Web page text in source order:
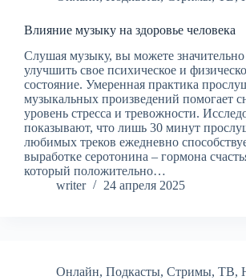
Влияние музыку на здоровье человека
Слушая музыку, вы можете значительно
улучшить свое психическое и
состояние. Умеренная практика
музыкальных произведений помогает
уровень стресса и тревожности.
показывают, что лишь 30 минут
любимых треков ежедневно
выработке серотонина – гормона
который положительно…
writer
24 апреля 2025
Онлайн, Подкасты, Стримы, ТВ,